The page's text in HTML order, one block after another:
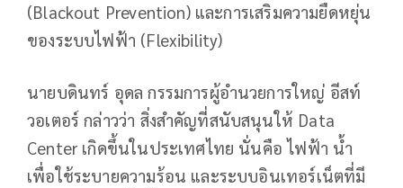
(Blackout Prevention) และการเสริมความยืดหยุ่น
ของระบบไฟฟ้า (Flexibility)
นายบดินทร์ อุดล กรรมการผู้อำนวยการใหญ่ อีสท์
วอเตอร์ กล่าวว่า สิ่งสำคัญที่สนับสนุนให้ Data
Center เกิดขึ้นในประเทศไทย นั่นคือ ไฟฟ้า น้ำ
เพื่อใช้ระบายความร้อน และระบบอินเทอร์เน็ตที่มี